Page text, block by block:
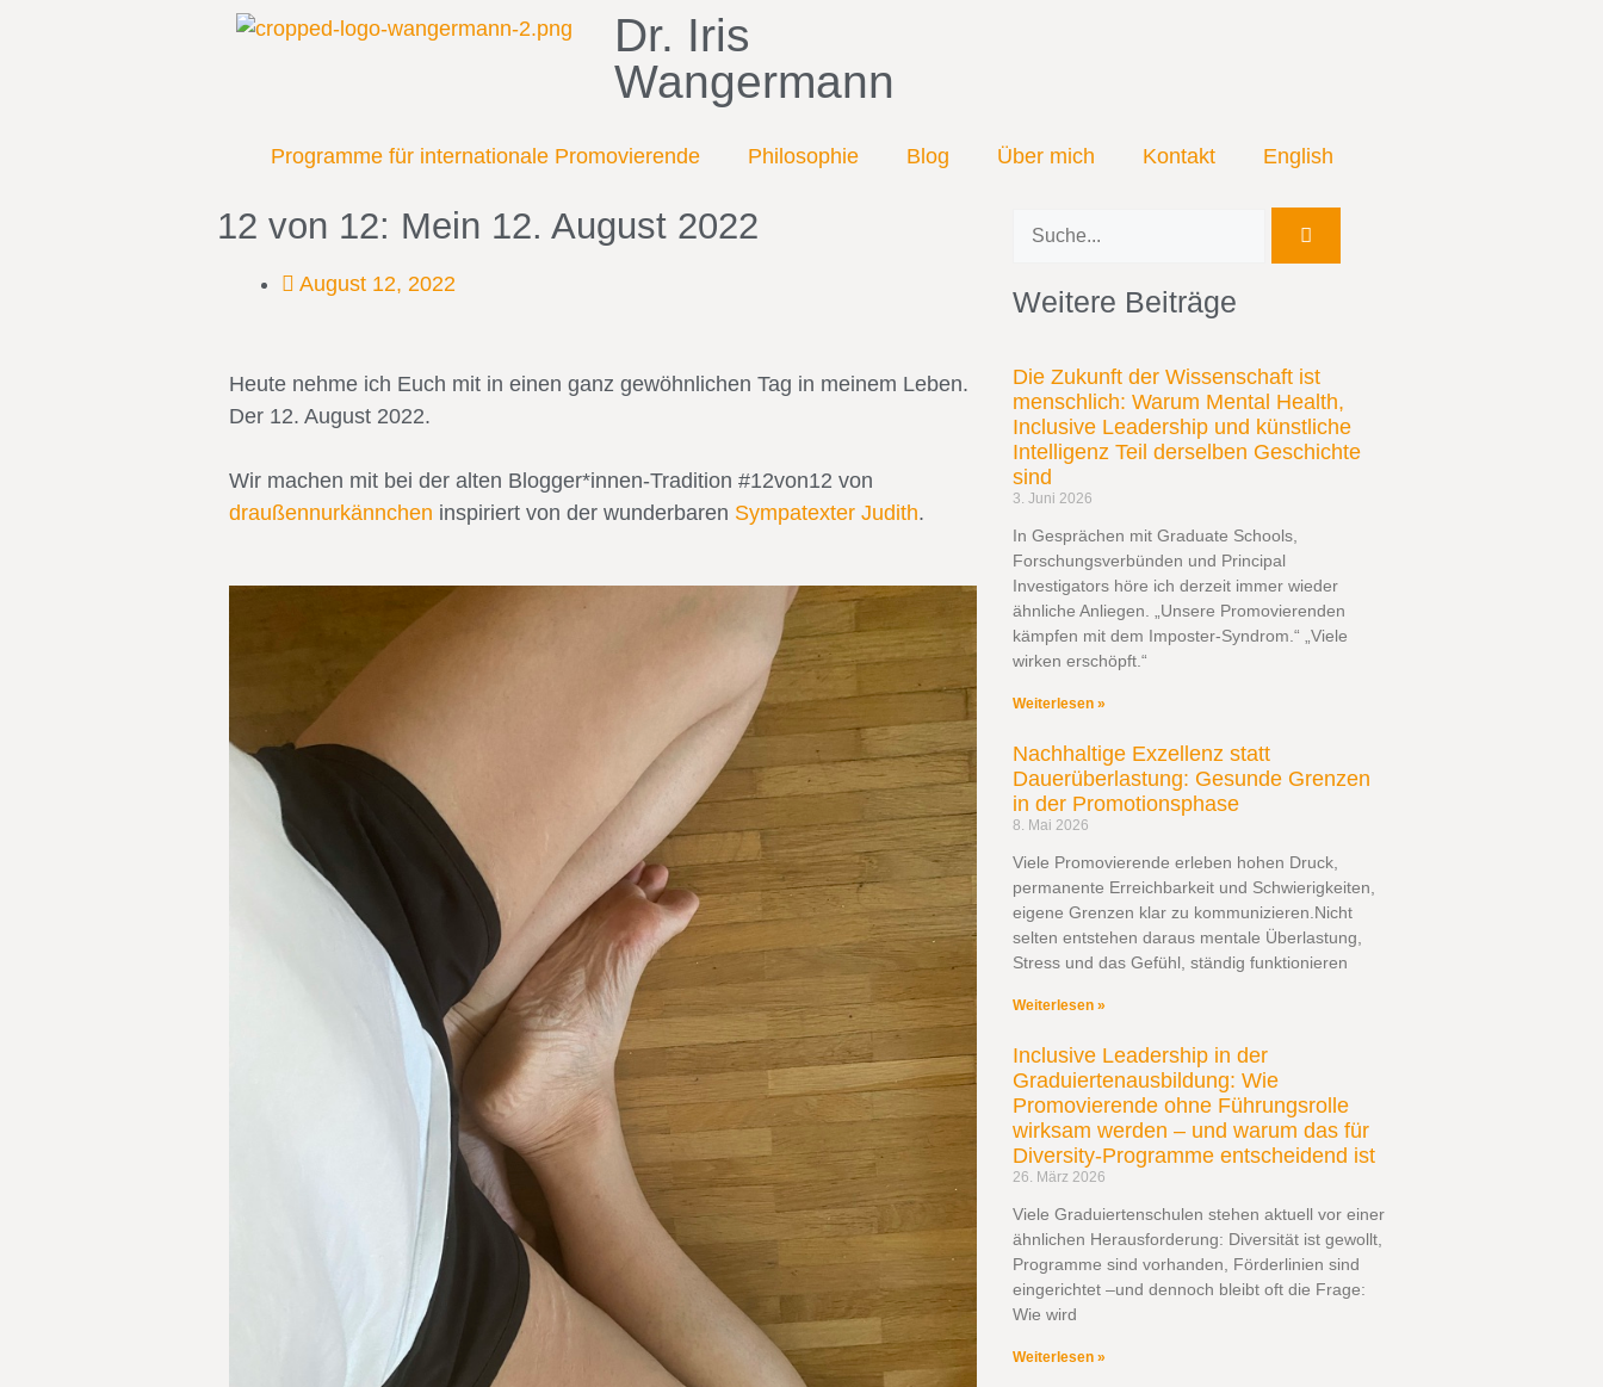
Dr. Iris
Wangermann
Programme für internationale Promovierende Philosophie Blog Über mich Kontakt English
12 von 12: Mein 12. August 2022
August 12, 2022
Heute nehme ich Euch mit in einen ganz gewöhnlichen Tag in meinem Leben.
Der 12. August 2022.
Wir machen mit bei der alten Blogger*innen-Tradition #12von12 von
draußennurkännchen inspiriert von der wunderbaren Sympatexter Judith.
Weitere Beiträge
Die Zukunft der Wissenschaft ist
menschlich: Warum Mental Health,
Inclusive Leadership und künstliche
Intelligenz Teil derselben Geschichte
sind
3. Juni 2026
In Gesprächen mit Graduate Schools,
Forschungsverbünden und Principal
Investigators höre ich derzeit immer wieder
ähnliche Anliegen. „Unsere Promovierenden
kämpfen mit dem Imposter-Syndrom.“ „Viele
wirken erschöpft.“
Weiterlesen »
Nachhaltige Exzellenz statt
Dauerüberlastung: Gesunde Grenzen
in der Promotionsphase
8. Mai 2026
Viele Promovierende erleben hohen Druck,
permanente Erreichbarkeit und Schwierigkeiten,
eigene Grenzen klar zu kommunizieren.Nicht
selten entstehen daraus mentale Überlastung,
Stress und das Gefühl, ständig funktionieren
Weiterlesen »
Inclusive Leadership in der
Graduiertenausbildung: Wie
Promovierende ohne Führungsrolle
wirksam werden – und warum das für
Diversity-Programme entscheidend ist
26. März 2026
Viele Graduiertenschulen stehen aktuell vor einer
ähnlichen Herausforderung: Diversität ist gewollt,
Programme sind vorhanden, Förderlinien sind
eingerichtet –und dennoch bleibt oft die Frage:
Wie wird
Weiterlesen »